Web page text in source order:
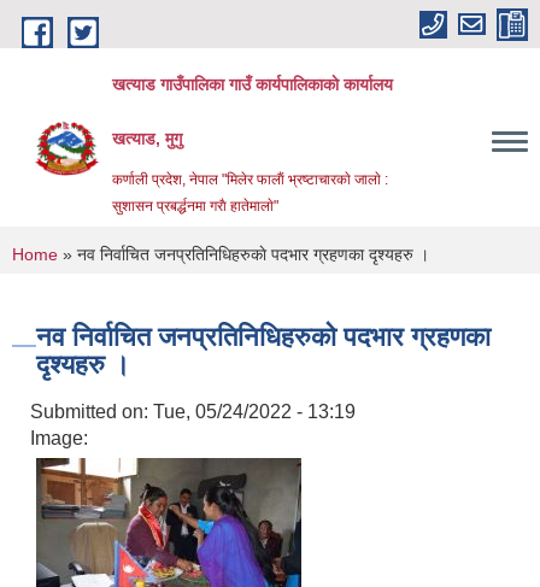
Skip to main content
खत्याड गाउँपालिका गाउँ कार्यपालिकाकाे कार्यालय
खत्याड, मुगु
कर्णाली प्रदेश, नेपाल "मिलेर फालाैं भ्रष्टाचारकाे जालाे :
सुशासन प्रबर्द्धनमा गराै‌ हातेमालाे"
You are here
Home » नव निर्वाचित जनप्रतिनिधिहरुकाे पदभार ग्रहणका दृश्यहरु ।
नव निर्वाचित जनप्रतिनिधिहरुकाे पदभार ग्रहणका
दृश्यहरु ।
Submitted on: Tue, 05/24/2022 - 13:19
Image: